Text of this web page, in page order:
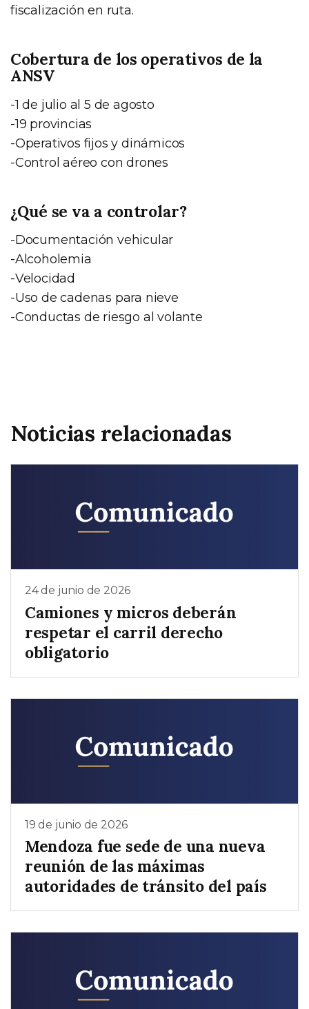
fiscalización en ruta.
Cobertura de los operativos de la
ANSV
-1 de julio al 5 de agosto
-19 provincias
-Operativos fijos y dinámicos
-Control aéreo con drones
¿Qué se va a controlar?
-Documentación vehicular
-Alcoholemia
-Velocidad
-Uso de cadenas para nieve
-Conductas de riesgo al volante
Noticias relacionadas
24 de junio de 2026
Camiones y micros deberán
respetar el carril derecho
obligatorio
19 de junio de 2026
Mendoza fue sede de una nueva
reunión de las máximas
autoridades de tránsito del país